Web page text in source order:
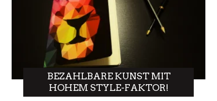
BEZAHLBARE KUNST MIT
HOHEM STYLE-FAKTOR!